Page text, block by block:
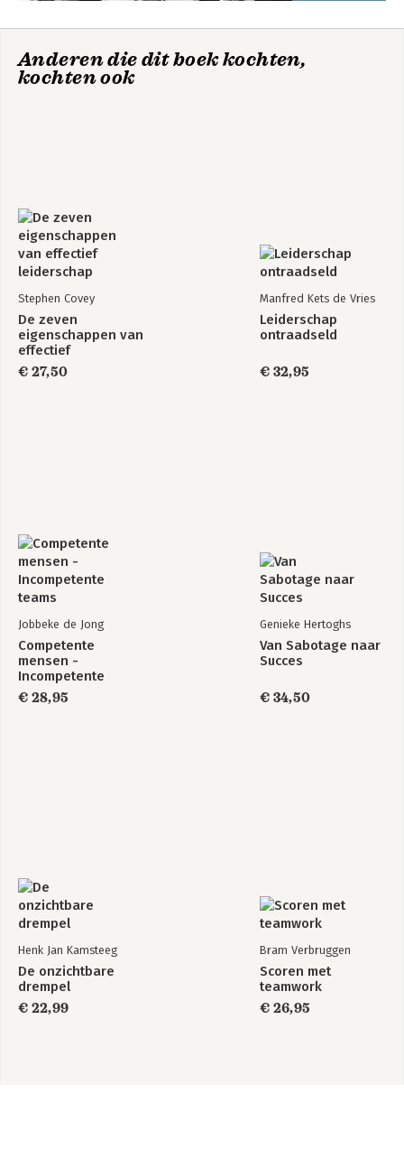
Anderen die dit boek kochten,
kochten ook
Stephen Covey
De zeven
eigenschappen van
effectief
leiderschap
€ 27,50
Manfred Kets de Vries
Leiderschap
ontraadseld
€ 32,95
Jobbeke de Jong
Competente
mensen -
Incompetente
teams
€ 28,95
Genieke Hertoghs
Van Sabotage naar
Succes
€ 34,50
Henk Jan Kamsteeg
De onzichtbare
drempel
€ 22,99
Bram Verbruggen
Scoren met
teamwork
€ 26,95